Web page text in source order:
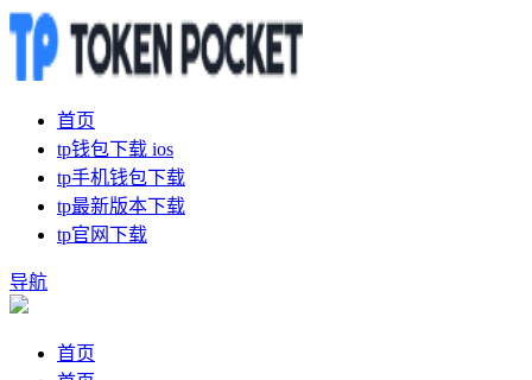
首页
tp钱包下载 ios
tp手机钱包下载
tp最新版本下载
tp官网下载
导航
首页